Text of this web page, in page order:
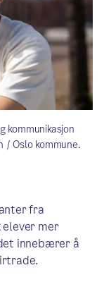
kommunikasjon
/ Oslo kommune.
fra
elever mer
innebærer å